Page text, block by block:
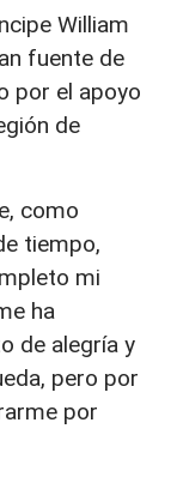
William
fuente de
por el apoyo
de
como
tiempo,
mi
ha
de alegría y
pero por
por